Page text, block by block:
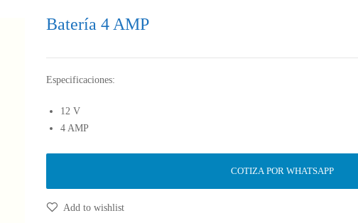
Batería 4 AMP
Especificaciones:
12 V
4 AMP
COTIZA POR WHATSAPP
Add to wishlist